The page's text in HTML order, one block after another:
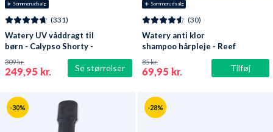
☀️ Sommerudsalg
Se størrelser
(331)
Watery UV våddragt til
børn - Calypso Shorty -
Mørkeblå
249,95 kr.
309 kr.
☀️ Sommerudsalg
Tilføj
(30)
Watery anti klor
shampoo hårpleje - Reef
69,95 kr.
85 kr.
-30% -28%